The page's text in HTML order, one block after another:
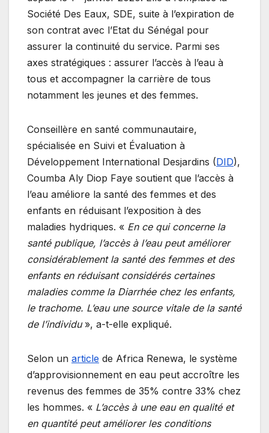
Société Des Eaux, SDE, suite à l’expiration de
son contrat avec l’Etat du Sénégal pour
assurer la continuité du service. Parmi ses
axes stratégiques : assurer l’accès à l’eau à
tous et accompagner la carrière de tous
notamment les jeunes et des femmes.
Conseillère en santé communautaire,
spécialisée en Suivi et Évaluation à
Développement International Desjardins (DID),
Coumba Aly Diop Faye soutient que l’accès à
l’eau améliore la santé des femmes et des
enfants en réduisant l’exposition à des
maladies hydriques. « En ce qui concerne la
santé publique, l’accès à l’eau peut améliorer
considérablement la santé des femmes et des
enfants en réduisant considérés certaines
maladies comme la Diarrhée chez les enfants,
le trachome. L’eau une source vitale de la santé
de l’individu», a-t-elle expliqué.
Selon un article de Africa Renewa, le système
d’approvisionnement en eau peut accroître les
revenus des femmes de 35% contre 33% chez
les hommes. « L’accès à une eau en qualité et
en quantité peut améliorer les conditions